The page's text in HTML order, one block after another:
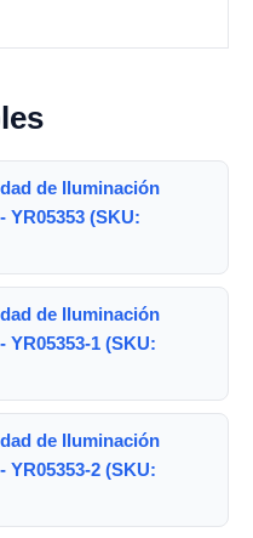
de Iluminación
YR05353 (SKU:
de Iluminación
YR05353-1 (SKU:
de Iluminación
YR05353-2 (SKU: